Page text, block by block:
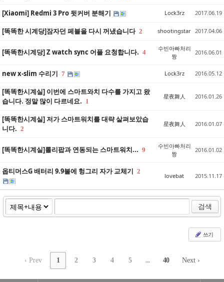
[Xiaomi] Redmi 3 Pro 뒷커버 분해기 Lock3rz 2017.06.19
[똑똑한 시계당]잠자던 페블을 다시 꺼냈습니다 2 shootingstar 2017.04.06
[똑똑한시계당] Z watch sync 어플 요청합니다. 4
수빈아빠처리
짱
2016.06.01
new x-slim 수리기 7 Lock3rz 2016.05.12
[똑똑한시계실] 이번에 스마트와치 다수를 가지고 왔
습니다. 정말 많이 다르네요. 1
星夜舞人 2016.01.26
[똑똑한시계실] 저가 스마트워치를 대략 살펴보았습
니다. 2
星夜舞人 2016.01.07
[똑똑한시계실]롤리팝과 연동되는 스마트워치... 9
수빈아빠처리
짱
2016.01.02
옵티머스G 배터리 9.9불에 헝그리 자가 교체기 2
lovebat 2015.11.17
검색
쓰기
‹ Prev 1 2 3 4 5 ... 40 Next ›